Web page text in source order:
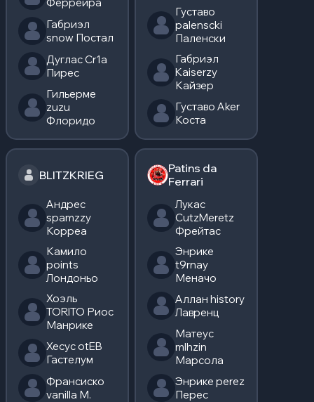
Габриэл
snow Постал
Дуглас Cr1a
Пирес
Гильерме
zuzu
Флоридо
Густаво
palenscki
Паленски
Габриэл
Kaiserzy
Кайзер
Густаво Aker
Коста
BLITZKRIEG
Андрес
spamzzy
Корреа
Камило
points
Лондоньо
Хоэль
TORITO Риос
Манрике
Хесус otEB
Гастелум
Франсиско
vanilla М.
Patins da
Ferrari
Лукас
CutzMeretz
Фрейтас
Энрике
t9rnay
Меначо
Аллан history
Лавренц
Матеус
mlhzin
Марсола
Энрике perez
Перес